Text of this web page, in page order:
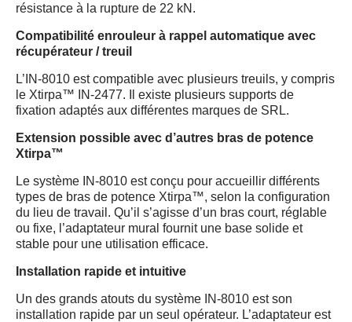
résistance à la rupture de 22 kN.
Compatibilité enrouleur à rappel automatique avec
récupérateur / treuil
L’IN-8010 est compatible avec plusieurs treuils, y compris
le Xtirpa™ IN-2477. Il existe plusieurs supports de
fixation adaptés aux différentes marques de SRL.
Extension possible avec d’autres bras de potence
Xtirpa™
Le système IN-8010 est conçu pour accueillir différents
types de bras de potence Xtirpa™, selon la configuration
du lieu de travail. Qu’il s’agisse d’un bras court, réglable
ou fixe, l’adaptateur mural fournit une base solide et
stable pour une utilisation efficace.
Installation rapide et intuitive
Un des grands atouts du système IN-8010 est son
installation rapide par un seul opérateur. L’adaptateur est